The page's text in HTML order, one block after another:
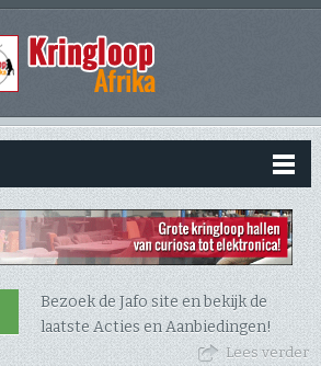
Bezoek de Jafo site en bekijk de
laatste Acties en Aanbiedingen!
Lees verder